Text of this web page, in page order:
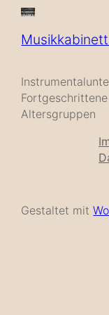
Altersgruppen
Gestaltet mit